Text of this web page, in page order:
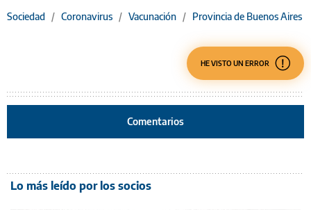
Sociedad / Coronavirus / Vacunación / Provincia de Buenos Aires
HE VISTO UN ERROR
Comentarios
Lo más leído por los socios